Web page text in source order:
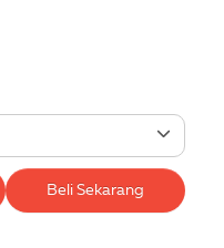
Beli Sekarang